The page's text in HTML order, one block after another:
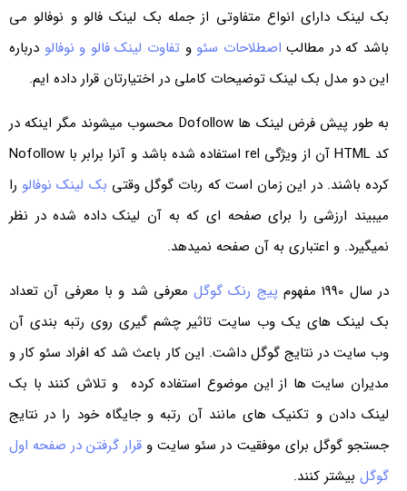
بک لینک دارای انواع متفاوتی از جمله بک لینک فالو و نوفالو می
باشد که در مطالباصطلاحات سئوو تفاوت لینک فالو و نوفالودرباره
این دو مدل بک لینک توضیحات کاملی در اختیارتان قرار داده ایم.
به طور پیش فرض لینک ها Dofollow محسوب میشوند مگر اینکه در
کد HTML آن از ویژگی rel استفاده شده باشد و آنرا برابر با Nofollow
کرده باشند. در این زمان است که ربات گوگل وقتی بک لینک نوفالورا
میبیند ارزشی را برای صفحه ای که به آن لینک داده شده در نظر
نمیگیرد. و اعتباری به آن صفحه نمیدهد.
در سال 1990 مفهوم پیج رنک گوگلمعرفی شد و با معرفی آن تعداد
بک لینک های یک وب سایت تاثیر چشم گیری روی رتبه بندی آن
وب سایت در نتایج گوگل داشت. این کار باعث شد که افراد سئو کار و
مدیران سایت ها از این موضوع استفاده کرده و تلاش کنند با بک
لینک دادن و تکنیک های مانند آن رتبه و جایگاه خود را در نتایج
جستجو گوگل برای موفقیت در سئو سایت و قرار گرفتن در صفحه اول
گوگلبیشتر کنند.